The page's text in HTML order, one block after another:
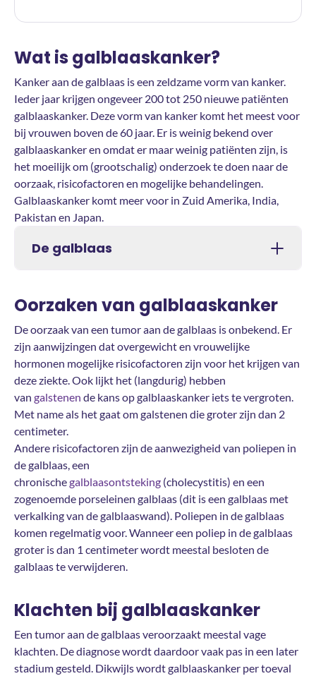
Wat is galblaaskanker?
Kanker aan de galblaas is een zeldzame vorm van kanker.
Ieder jaar krijgen ongeveer 200 tot 250 nieuwe patiënten
galblaaskanker. Deze vorm van kanker komt het meest voor
bij vrouwen boven de 60 jaar. Er is weinig bekend over
galblaaskanker en omdat er maar weinig patiënten zijn, is
het moeilijk om (grootschalig) onderzoek te doen naar de
oorzaak, risicofactoren en mogelijke behandelingen.
Galblaaskanker komt meer voor in Zuid Amerika, India,
Pakistan en Japan.
De galblaas
Oorzaken van galblaaskanker
De oorzaak van een tumor aan de galblaas is onbekend. Er
zijn aanwijzingen dat overgewicht en vrouwelijke
hormonen mogelijke risicofactoren zijn voor het krijgen van
deze ziekte. Ook lijkt het (langdurig) hebben
van galstenen de kans op galblaaskanker iets te vergroten.
Met name als het gaat om galstenen die groter zijn dan 2
centimeter.
Andere risicofactoren zijn de aanwezigheid van poliepen in
de galblaas, een
chronischegalblaasontsteking (cholecystitis) en een
zogenoemde porseleinen galblaas (dit is een galblaas met
verkalking van de galblaaswand). Poliepen in de galblaas
komen regelmatig voor. Wanneer een poliep in de galblaas
groter is dan 1 centimeter wordt meestal besloten de
galblaas te verwijderen.
Klachten bij galblaaskanker
Een tumor aan de galblaas veroorzaakt meestal vage
klachten. De diagnose wordt daardoor vaak pas in een later
stadium gesteld. Dikwijls wordt galblaaskanker per toeval